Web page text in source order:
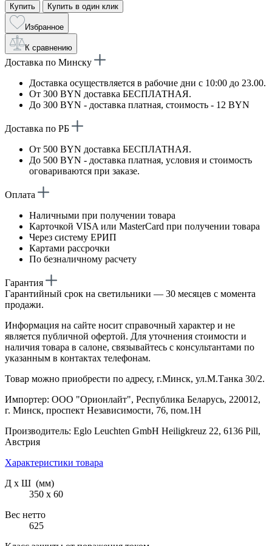
Купить Купить в один клик
Избранное
К сравнению
Доставка по Минску
Доставка осуществляется в рабочие дни с 10:00 до 23.00.
От 300 BYN доставка БЕСПЛАТНАЯ.
До 300 BYN - доставка платная, стоимость - 12 BYN
Доставка по РБ
От 500 BYN доставка БЕСПЛАТНАЯ.
До 500 BYN - доставка платная, условия и стоимость
оговариваются при заказе.
Оплата
Наличными при получении товара
Карточкой VISA или MasterCard при получении товара
Через систему ЕРИП
Картами рассрочки
По безналичному расчету
Гарантия
Гарантийный срок на светильники — 30 месяцев с момента
продажи.
Информация на сайте носит справочный характер и не
является публичной офертой. Для уточнения стоимости и
наличия товара в салоне, связывайтесь с консультантами по
указанным в контактах телефонам.
Товар можно приобрести по адресу, г.Минск, ул.М.Танка 30/2.
Импортер: ООО "Орионлайт", Республика Беларусь, 220012,
г. Минск, проспект Независимости, 76, пом.1Н
Производитель: Eglo Leuchten GmbH Heiligkreuz 22, 6136 Pill,
Австрия
Характеристики товара
Д х Ш (мм)
350 х 60
Вес нетто
625